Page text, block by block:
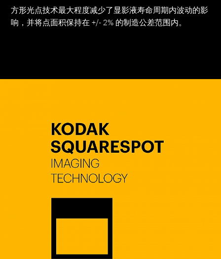
方形光点技术最大程度减少了显影液寿命周期内波动的影
响，并将点面积保持在 +/- 2% 的制造公差范围内。